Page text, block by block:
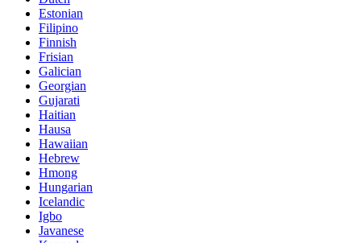
Estonian
Filipino
Finnish
Frisian
Galician
Georgian
Gujarati
Haitian
Hausa
Hawaiian
Hebrew
Hmong
Hungarian
Icelandic
Igbo
Javanese